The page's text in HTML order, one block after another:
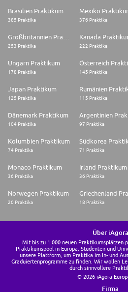
Brasilien Praktikum
385 Praktika
Mexiko
376 Praktika
253 Praktika
Kanada
222 Praktika
Ungarn Praktikum
178 Praktika
Österreich
145 Praktika
Japan Praktikum
125 Praktika
Rumänien
115 Praktika
Dänemark Praktikum
104 Praktika 97 Praktika
Kolumbien Praktikum
74 Praktika
Südkorea
71 Praktika
Monaco Praktikum
36 Praktika
Irland Praktikum
36 Praktika
Norwegen Praktikum
20 Praktika 18 Praktika
Über iAgora
Mit bis zu 1.000 neuen Praktikumsplätzen
Praktikumspool in Europa. Studenten und
unsere Plattform, um Praktika im In- und
Graduiertenprogramme zu finden. Wir wollen
durch sinnvollere
© 2026 iAgora
Firma